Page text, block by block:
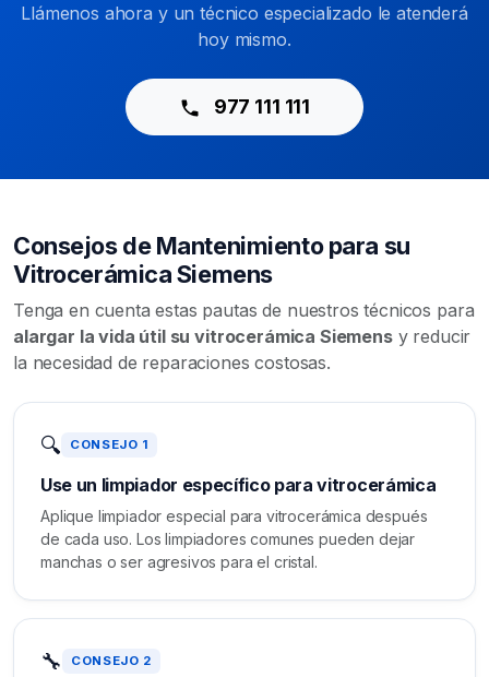
Llámenos ahora y un técnico especializado le atenderá
hoy mismo.
977 111 111
Consejos de Mantenimiento para su
Vitrocerámica Siemens
Tenga en cuenta estas pautas de nuestros técnicos para
alargar la vida útil su vitrocerámica Siemensy reducir
la necesidad de reparaciones costosas.
🔍 CONSEJO 1
Use un limpiador específico para vitrocerámica
Aplique limpiador especial para vitrocerámica después
de cada uso. Los limpiadores comunes pueden dejar
manchas o ser agresivos para el cristal.
🔧 CONSEJO 2